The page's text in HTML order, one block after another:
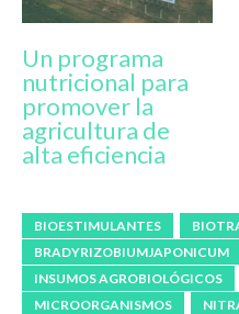
Un programa
nutricional para
promover la
agricultura de
alta eficiencia
BIOESTIMULANTES
BRADYRIZOBIUMJAPONICUM
INSUMOS AGROBIOLÓGICOS
MICROORGANISMOS